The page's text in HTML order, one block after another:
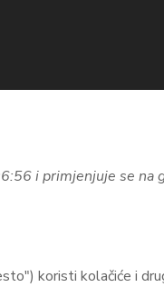
i primjenjuje se
koristi kolačiće i